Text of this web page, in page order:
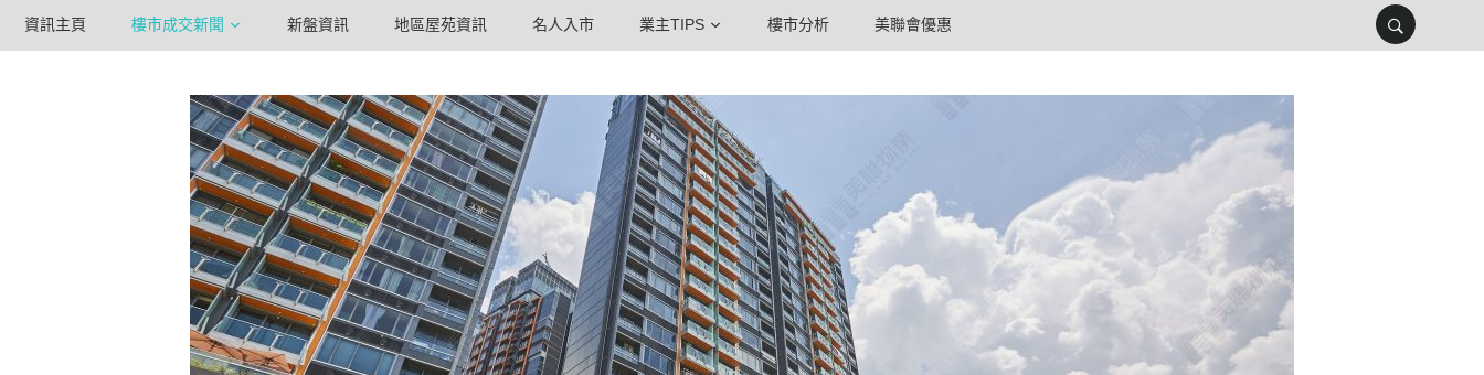
資訊主頁 樓市成交新聞 新盤資訊 地區屋苑資訊 名人入市 業主TIPS 樓市分析 美聯會優惠